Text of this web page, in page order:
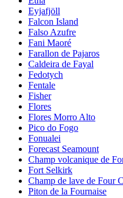
Eyjafjöll
Falcon Island
Falso Azufre
Fani Maoré
Farallon de Pajaros
Caldeira de Fayal
Fedotych
Fentale
Fisher
Flores
Flores Morro Alto
Pico do Fogo
Fonualei
Forecast Seamount
Champ volcanique de
Fort Selkirk
Champ de lave de Four
Piton de la Fournaise